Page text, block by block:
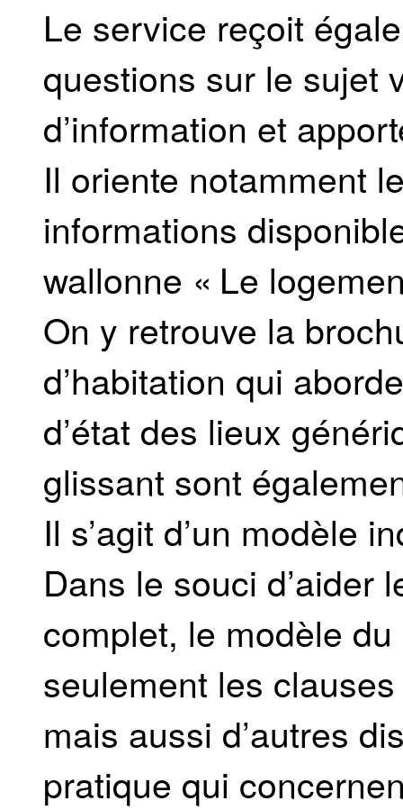
Le service reçoit
questions sur le sujet
d’information et
Il oriente notamment
informations
wallonne « Le
On y retrouve la
d’habitation qui
d’état des lieux
glissant sont
Il s’agit d’un modèle
Dans le souci d’aider
complet, le modèle
seulement les
mais aussi d’autres
pratique qui